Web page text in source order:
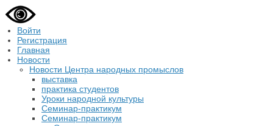
Войти
Регистрация
Главная
Новости
Новости Центра народных промыслов
выставка
практика студентов
Уроки народной культуры
Семинар-практикум
Семинар-практикум